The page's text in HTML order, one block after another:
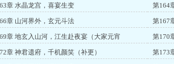
章 水晶龙宫，喜宴生变 第164
章 山河界外，玄元斗法 第167
章 地玄入山河，江生赴夜宴（大家元宵 第170
章 神君遗府，千机颜笑（补更） 第173